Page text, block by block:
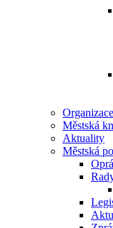
Městská
Aktuality
Městská